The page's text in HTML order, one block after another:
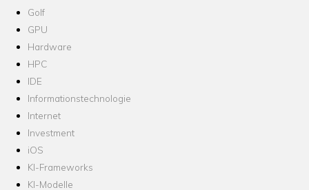
Golf
GPU
Hardware
HPC
IDE
Informationstechnologie
Internet
Investment
iOS
KI-Frameworks
KI-Modelle